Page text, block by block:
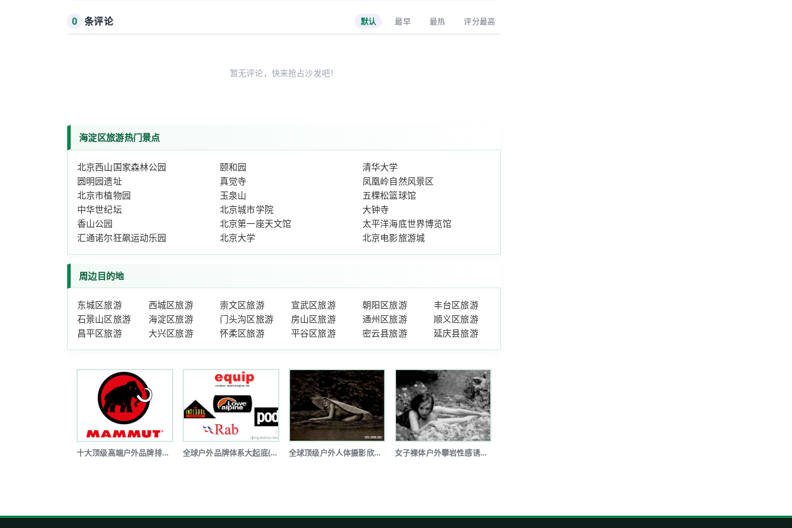
0 条评论 默认 最早 最热 评分最高
暂无评论，快来抢占沙发吧！
海淀区旅游热门景点
北京西山国家森林公园 颐和园
清华大学
圆明园遗址
真觉寺
凤凰岭自然风景区
北京市植物园
玉泉山
五棵松篮球馆
中华世纪坛
北京城市学院
大钟寺
香山公园
北京第一座天文馆
太平洋海底世界博览馆
汇通诺尔狂飙运动乐园
北京大学 北京电影旅游城
周边目的地
东城区旅游 西城区旅游 崇文区旅游 宣武区旅游 朝阳区旅游
丰台区旅游
石景山区旅游
海淀区旅游 门头沟区旅游 房山区旅游 通州区旅游
顺义区旅游
昌平区旅游
大兴区旅游 怀柔区旅游 平谷区旅游 密云县旅游 延庆县旅游
十大顶级高端户外品牌排行榜 全球户外品牌体系大起底(图文详解) 全球顶级户外人体摄影欣赏(图) 女子裸体户外攀岩性感诱惑令人瞠目(图...